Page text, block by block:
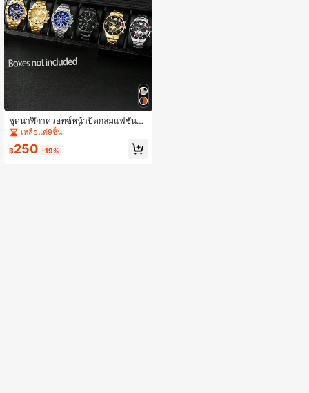
ชุดนาฬิกาควอทซ์หน้าปัดกลมแฟชั่นกีฬ
าสำหรับผู้ชาย 3/6 ชิ้น พร้อมสายสแตน
เลส เหมาะสำหรับของขวัญวันวาเลนไท
น์ อีสเตอร์ และคริสต์มาส
เหลือแค่9ชิ้น
฿250 -19%